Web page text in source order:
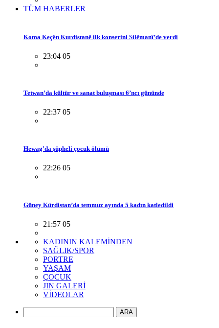
TÜM HABERLER
Koma Keçên Kurdistanê ilk konserini Silêmanî’de verdi
23:04 05
Tetwan’da kültür ve sanat buluşması 6’ncı gününde
22:37 05
Hewag’da şüpheli çocuk ölümü
22:26 05
Güney Kürdistan’da temmuz ayında 5 kadın katledildi
21:57 05
KADININ KALEMİNDEN
SAĞLIK/SPOR
PORTRE
YAŞAM
ÇOCUK
JIN GALERİ
VİDEOLAR
ARA